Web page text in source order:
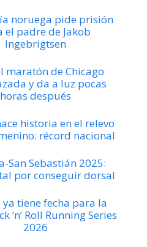
noruega pide prisión
el padre de Jakob
Ingebrigtsen
maratón de Chicago
y da a luz pocas
horas después
historia en el relevo
récord nacional
San Sebastián 2025:
por conseguir dorsal
tiene fecha para la
‘n’ Roll Running Series
2026